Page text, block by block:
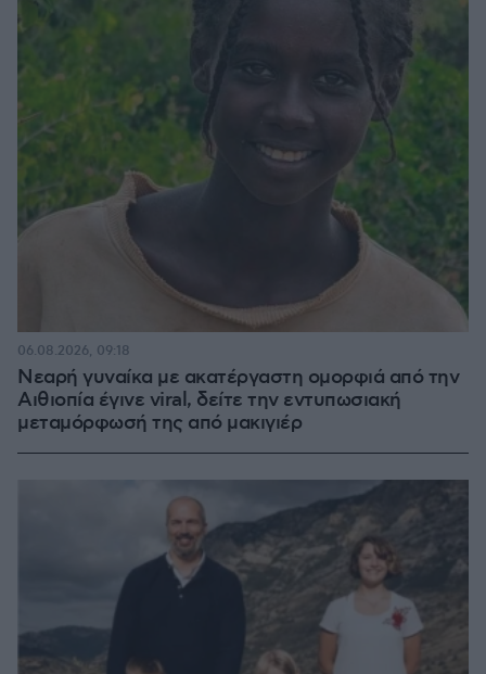
Νεαρή γυναίκα με ακατέργαστη ομορφιά από την
Αιθιοπία έγινε viral, δείτε την εντυπωσιακή
μεταμόρφωσή της από μακιγιέρ
06.08.2026, 09:18